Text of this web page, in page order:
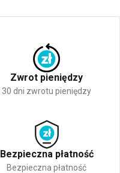
Zwrot pieniędzy
30 dni zwrotu pieniędzy
Bezpieczna płatność
Bezpieczna płatność